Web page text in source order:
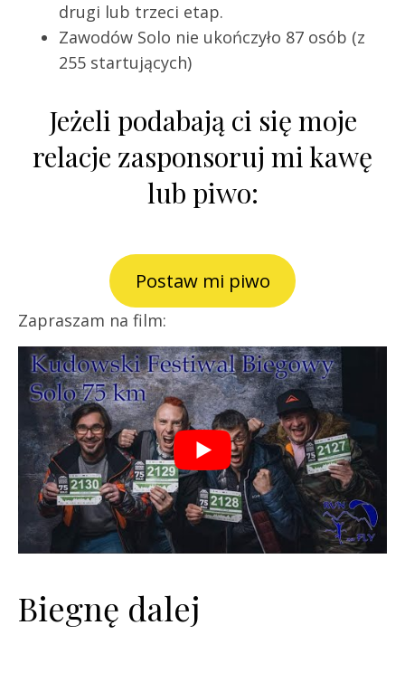
drugi lub trzeci etap.
Zawodów Solo nie ukończyło 87 osób (z
255 startujących)
Jeżeli podabają ci się moje
relacje zasponsoruj mi kawę
lub piwo:
Postaw mi piwo
Zapraszam na film:
Biegnę dalej